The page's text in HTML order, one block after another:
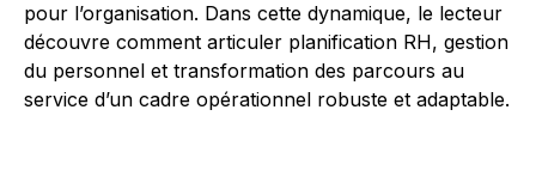
pour l’organisation. Dans cette dynamique, le lecteur
découvre comment articuler planification RH, gestion
du personnel et transformation des parcours au
service d’un cadre opérationnel robuste et adaptable.